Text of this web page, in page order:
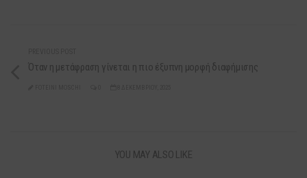
Όταν η μετάφραση γίνεται η πιο έξυπνη μορφή διαφήμισης
YOU MAY ALSO LIKE